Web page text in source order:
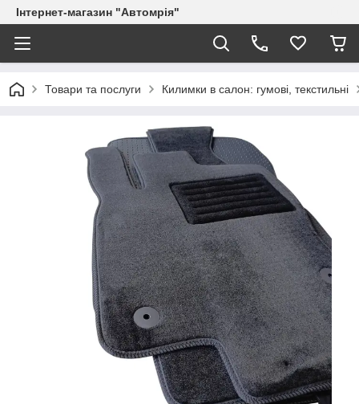
Інтернет-магазин "Автомрія"
Товари та послуги Килимки в салон: гумові, текстильні